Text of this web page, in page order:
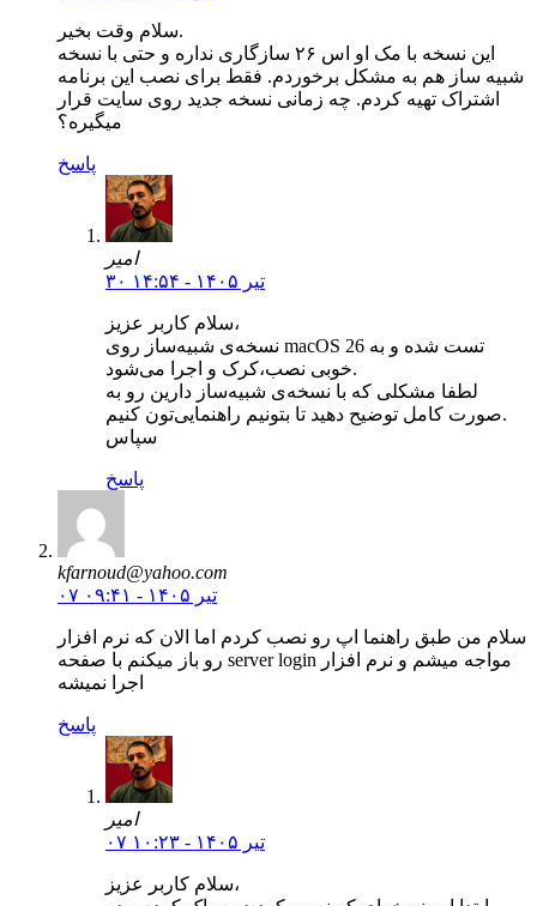
سلام وقت بخیر.
این نسخه با مک او اس ۲۶ سازگاری نداره و حتی با نسخه
شبیه ساز هم به مشکل برخوردم. فقط برای نصب این برنامه
اشتراک تهیه کردم. چه زمانی نسخه جدید روی سایت قرار
میگیره؟
پاسخ
امیر
۳۰ تیر ۱۴۰۵ - ۱۴:۵۴
سلام کاربر عزیز،
نسخه‌ی شبیه‌ساز روی macOS 26 تست شده و به
خوبی نصب،کرک و اجرا می‌شود.
لطفا مشکلی که با نسخه‌ی شبیه‌ساز دارین رو به
صورت کامل توضیح دهید تا بتونیم راهنمایی‌تون کنیم.
سپاس
پاسخ
kfarnoud@yahoo.com
۰۷ تیر ۱۴۰۵ - ۰۹:۴۱
سلام من طبق راهنما اپ رو نصب کردم اما الان که نرم افزار
رو باز میکنم با صفحه server login مواجه میشم و نرم افزار
اجرا نمیشه
پاسخ
امیر
۰۷ تیر ۱۴۰۵ - ۱۰:۲۳
سلام کاربر عزیز،